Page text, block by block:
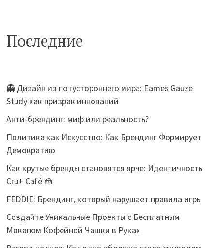
Последние
👻 Дизайн из потустороннего мира: Eames Gauze
Study как призрак инноваций
Анти-брендинг: миф или реальность?
Политика как Искусство: Как Брендинг Формирует
Демократию
Как крутые бренды становятся ярче: Идентичность
Cru+ Café 🍰
FEDDIE: Брендинг, который нарушает правила игры
Создайте Уникальные Проекты с Бесплатным
Мокапом Кофейной Чашки в Руках